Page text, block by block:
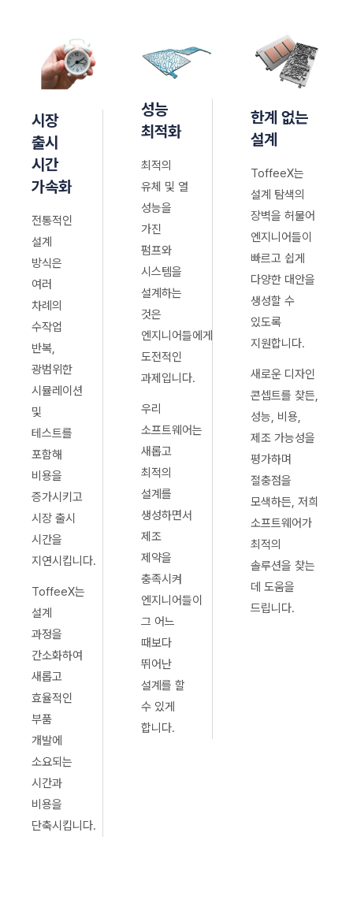
시장
출시
시간
가속화
전통적인
설계
방식은
여러
차례의
수작업
반복,
광범위한
시뮬레이션
및
테스트를
포함해
비용을
증가시키고
시장 출시
시간을
지연시킵니다.
ToffeeX는
설계
과정을
간소화하여
새롭고
효율적인
부품
개발에
소요되는
시간과
비용을
단축시킵니다.
성능
최적화
최적의
유체 및 열
성능을
가진
펌프와
시스템을
설계하는
것은
엔지니어들에게
도전적인
과제입니다.
우리
소프트웨어는
새롭고
최적의
설계를
생성하면서
제조
제약을
충족시켜
엔지니어들이
그 어느
때보다
뛰어난
설계를 할
수 있게
합니다.
한계 없는
설계
ToffeeX는
설계 탐색의
장벽을 허물어
엔지니어들이
빠르고 쉽게
다양한 대안을
생성할 수
있도록
지원합니다.
새로운 디자인
콘셉트를 찾든,
성능, 비용,
제조 가능성을
평가하며
절충점을
모색하든, 저희
소프트웨어가
최적의
솔루션을 찾는
데 도움을
드립니다.